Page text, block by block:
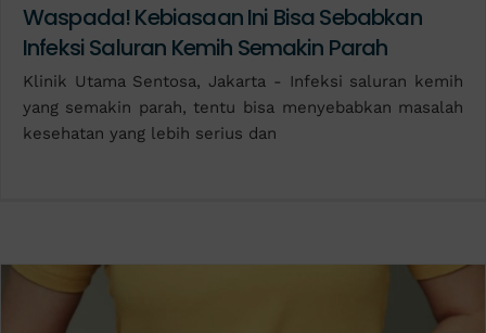
Waspada! Kebiasaan Ini Bisa Sebabkan
Infeksi Saluran Kemih Semakin Parah
Klinik Utama Sentosa, Jakarta - Infeksi saluran kemih
yang semakin parah, tentu bisa menyebabkan masalah
kesehatan yang lebih serius dan